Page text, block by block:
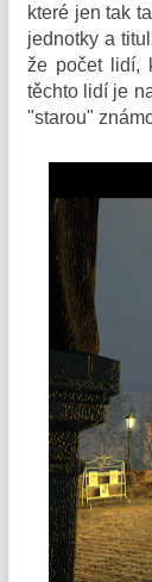
které jen tak
jednotky a
že počet lidí,
těchto lidí je
"starou"